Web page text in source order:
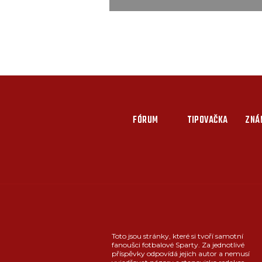
FÓRUM TIPOVAČKA
Toto jsou stránky, které si tvoří samotní
fanoušci fotbalové Sparty. Za jednotlivé
příspěvky odpovídá jejich autor a nemusí